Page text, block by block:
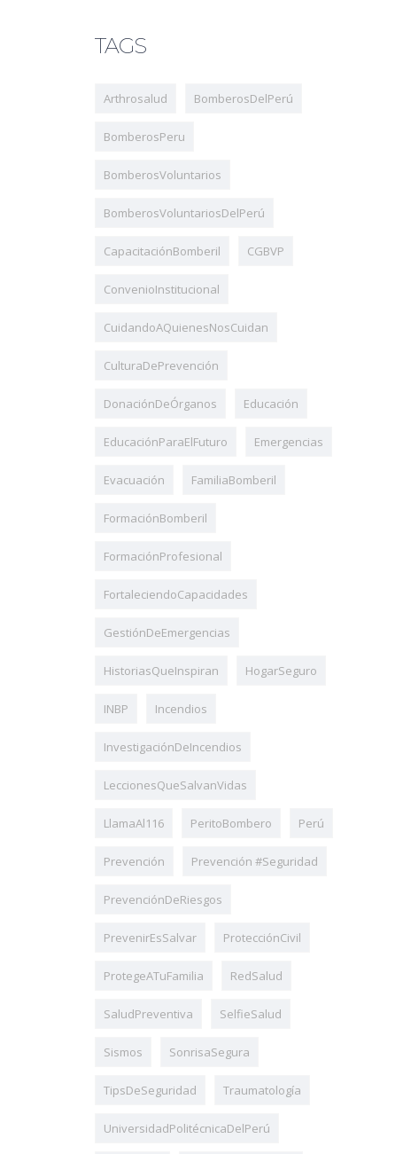
TAGS
Arthrosalud BomberosDelPerú
BomberosPeru
BomberosVoluntarios
BomberosVoluntariosDelPerú
CapacitaciónBomberil CGBVP
ConvenioInstitucional
CuidandoAQuienesNosCuidan
CulturaDePrevención
DonaciónDeÓrganos Educación
EducaciónParaElFuturo Emergencias
Evacuación FamiliaBomberil
FormaciónBomberil
FormaciónProfesional
FortaleciendoCapacidades
GestiónDeEmergencias
HistoriasQueInspiran HogarSeguro
INBP Incendios
InvestigaciónDeIncendios
LeccionesQueSalvanVidas
LlamaAl116 PeritoBombero Perú
Prevención Prevención #Seguridad
PrevenciónDeRiesgos
PrevenirEsSalvar ProtecciónCivil
ProtegeATuFamilia RedSalud
SaludPreventiva SelfieSalud
Sismos SonrisaSegura
TipsDeSeguridad Traumatología
UniversidadPolitécnicaDelPerú